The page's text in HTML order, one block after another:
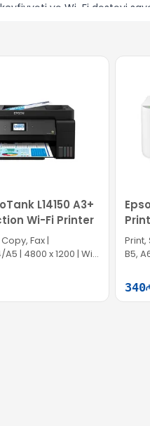
və Wi-Fi dəstəyi
L14150 A3+
Wi-Fi Printer
Fax |
| 4800 x 1200 | Wi-
Print,
340